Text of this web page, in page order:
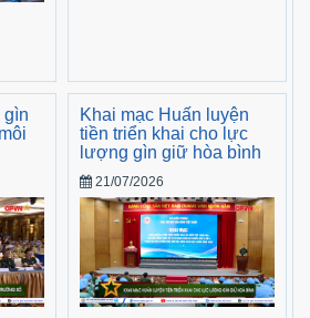
gìn
Khai mạc Huấn luyện
tiền triển khai cho lực
lượng gìn giữ hòa bình
21/07/2026